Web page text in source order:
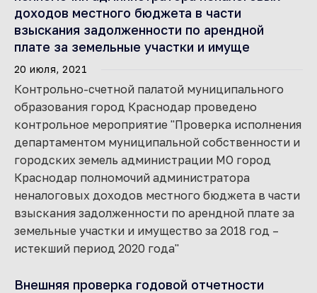
доходов местного бюджета в части
взыскания задолженности по арендной
плате за земельные участки и имуще
20 июля, 2021
Контрольно-счетной палатой муниципального
образования город Краснодар проведено
контрольное мероприятие "Проверка исполнения
департаментом муниципальной собственности и
городских земель администрации МО город
Краснодар полномочий администратора
неналоговых доходов местного бюджета в части
взыскания задолженности по арендной плате за
земельные участки и имущество за 2018 год –
истекший период 2020 года"
Внешняя проверка годовой отчетности